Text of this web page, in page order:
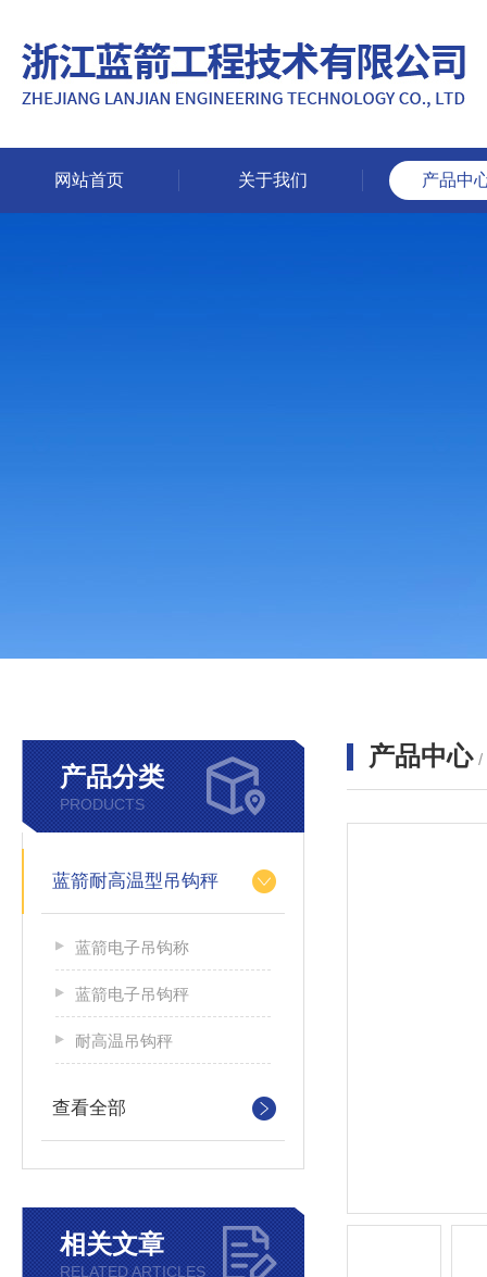
网站首页 关于我们 产品中
产品分类
PRODUCTS
蓝箭耐高温型吊钩秤
蓝箭电子吊钩称
蓝箭电子吊钩秤
耐高温吊钩秤
查看全部
相关文章
RELATED ARTICLES
产品中心 /